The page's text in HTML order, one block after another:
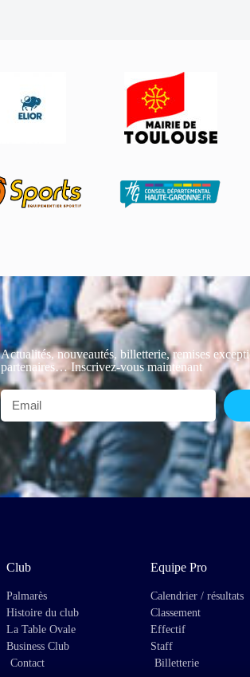
Actualités, nouveautés, billetterie, remises
partenaires… Inscrivez-vous maintenant
Club
Palmarès
Histoire du club
La Table Ovale
Business Club
Contact
Equipe Pro
Calendrier / résultats
Classement
Effectif
Staff
Billetterie